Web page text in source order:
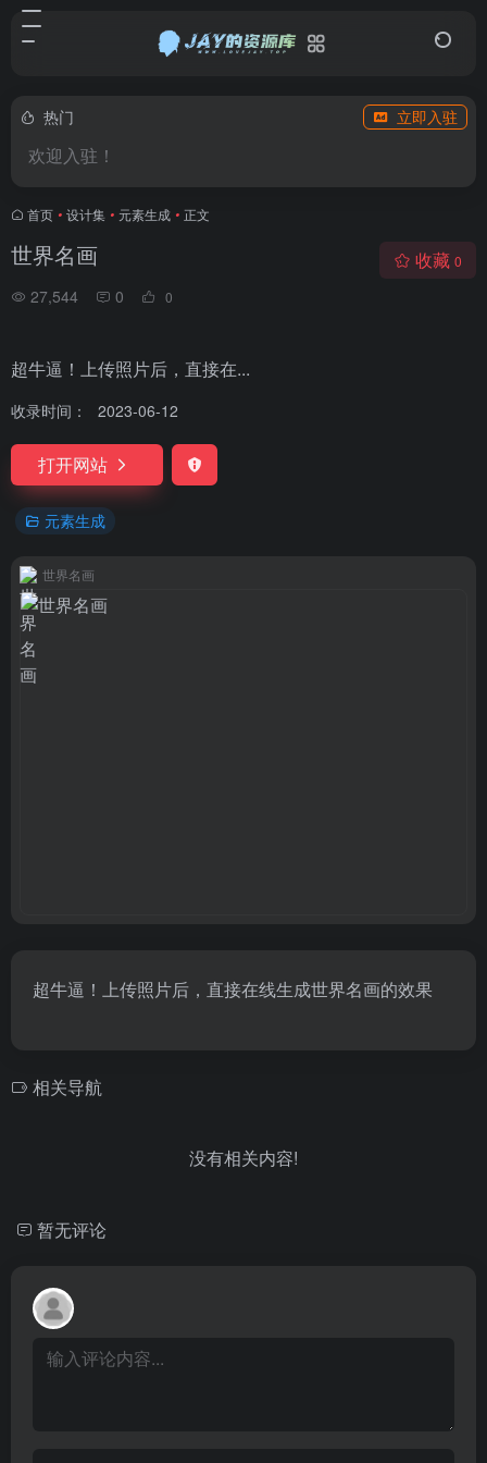
热门 立即入驻
欢迎入驻！
首页 • 设计集 • 元素生成 • 正文
世界名画
27,544 0 0
收藏 0
超牛逼！上传照片后，直接在...
收录时间： 2023-06-12
打开网站
元素生成
世界名画
超牛逼！上传照片后，直接在线生成世界名画的效果
相关导航
没有相关内容!
暂无评论